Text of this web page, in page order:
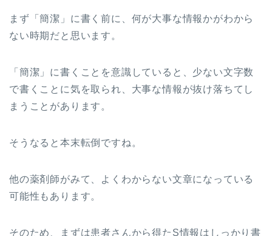
まず「簡潔」に書く前に、何が大事な情報かがわから
ない時期だと思います。
「簡潔」に書くことを意識していると、少ない文字数
で書くことに気を取られ、大事な情報が抜け落ちてし
まうことがあります。
そうなると本末転倒ですね。
他の薬剤師がみて、よくわからない文章になっている
可能性もあります。
そのため、まずは患者さんから得たS情報はしっかり書